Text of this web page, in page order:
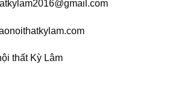
thất Kỳ Lâm